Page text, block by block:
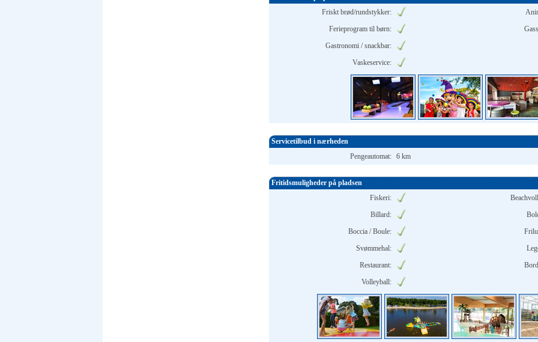
Friskt brød/rundstykker:
Ferieprogram til børn:
Gastronomi / snackbar:
Vaskeservice:
Servicetilbud i nærheden
Pengeautomat: 6 km
Fritidsmuligheder på pladsen
Fiskeri:
Billard:
Boccia / Boule:
Svømmehal:
Restaurant:
Volleyball: